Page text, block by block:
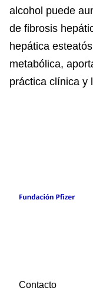
alcohol puede
de fibrosis
hepática
metabólica,
práctica clínica y
Contacto